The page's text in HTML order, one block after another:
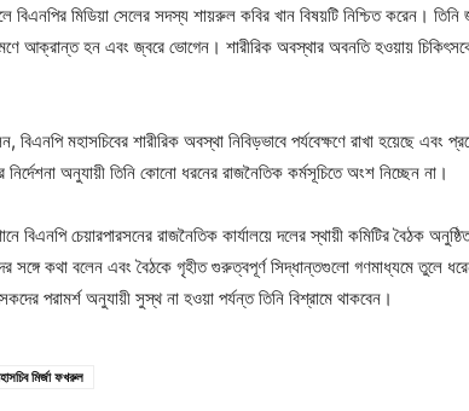
বিএনপির মিডিয়া সেলের সদস্য শায়রুল কবির খান বিষয়টি নিশ্চিত করেন। তিনি
আক্রান্ত হন এবং জ্বরে ভোগেন। শারীরিক অবস্থার অবনতি হওয়ায়
মহাসচিবের শারীরিক অবস্থা নিবিড়ভাবে পর্যবেক্ষণে রাখা হয়েছে এবং
অনুযায়ী তিনি কোনো ধরনের রাজনৈতিক কর্মসূচিতে অংশ নিচ্ছেন না।
বিএনপি চেয়ারপারসনের রাজনৈতিক কার্যালয়ে দলের স্থায়ী কমিটির বৈঠক
সঙ্গে কথা বলেন এবং বৈঠকে গৃহীত গুরুত্বপূর্ণ সিদ্ধান্তগুলো গণমাধ্যমে তুলে
পরামর্শ অনুযায়ী সুস্থ না হওয়া পর্যন্ত তিনি বিশ্রামে থাকবেন।
মির্জা ফখরুল